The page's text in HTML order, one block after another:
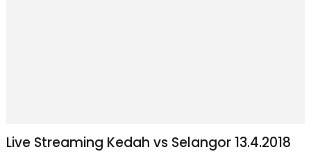
Live Streaming Kedah vs Selangor 13.4.2018